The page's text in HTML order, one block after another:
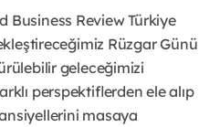
Business Review Türkiye
Rüzgar Günü
geleceğimizi
perspektiflerden ele alıp
masaya